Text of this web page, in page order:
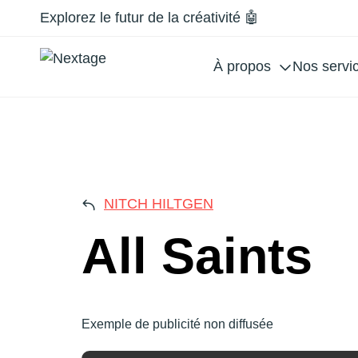
Explorez le futur de la créativité 🤖
À propos Nos
NITCH HILTGEN
All Saints
Exemple de publicité non diffusée